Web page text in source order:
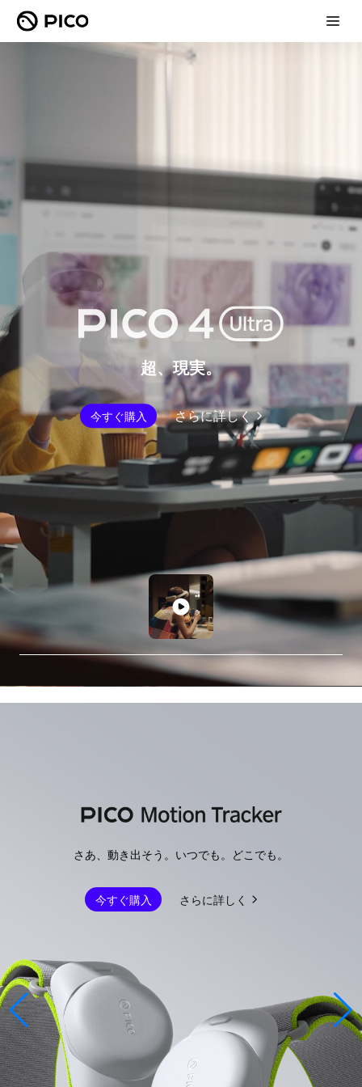
超、現実。
今すぐ購入 さらに詳しく
さあ、動き出そう。いつでも。どこでも。
今すぐ購入 さらに詳しく